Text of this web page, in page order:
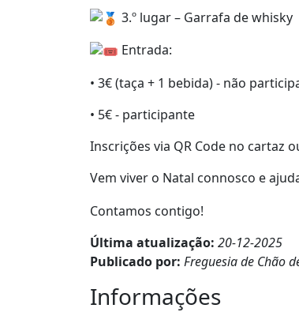
3.º lugar – Garrafa de whisky
Entrada:
• 3€ (taça + 1 bebida) - não
• 5€ - participante
Inscrições via QR Code no cartaz
Vem viver o Natal connosco e
Contamos contigo!
Última atualização: 20-12-2025
Publicado por: Freguesia de Chão
Informações